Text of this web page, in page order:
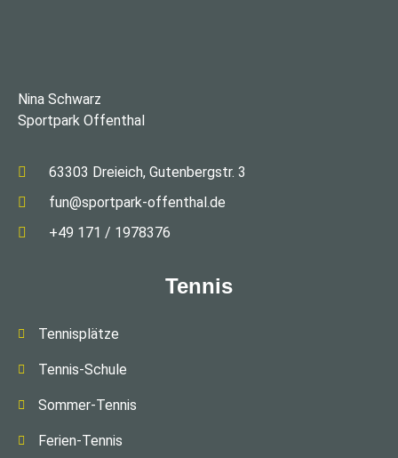
Nina Schwarz
Sportpark Offenthal
63303 Dreieich, Gutenbergstr. 3
fun@sportpark-offenthal.de
+49 171 / 1978376
Tennis
Tennisplätze
Tennis-Schule
Sommer-Tennis
Ferien-Tennis